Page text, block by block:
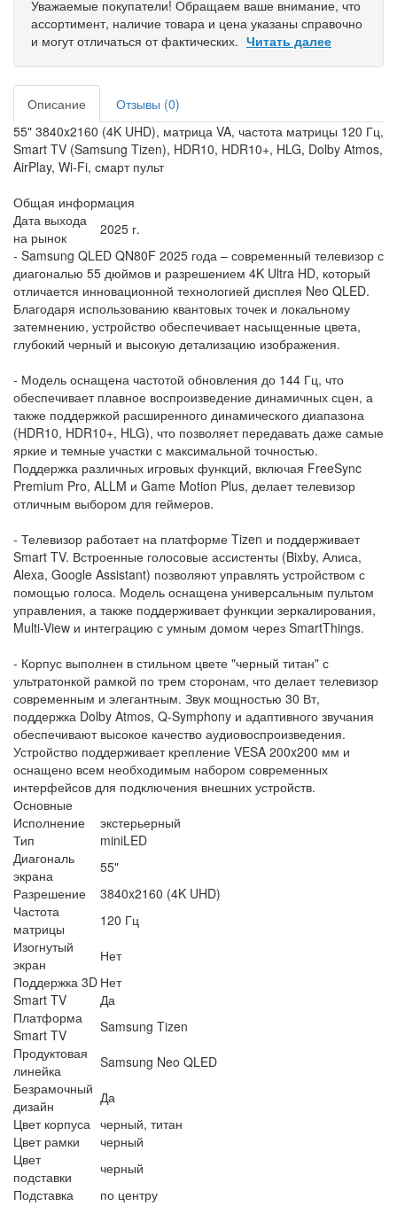
Уважаемые покупатели! Обращаем ваше внимание, что
ассортимент, наличие товара и цена указаны справочно
и могут отличаться от фактических. Читать далее
Описание
Отзывы (0)
55" 3840x2160 (4K UHD), матрица VA, частота матрицы 120 Гц,
Smart TV (Samsung Tizen), HDR10, HDR10+, HLG, Dolby Atmos,
AirPlay, Wi-Fi, смарт пульт
Общая информация
Дата выхода
на рынок
2025 г.
- Samsung QLED QN80F 2025 года – современный телевизор с
диагональю 55 дюймов и разрешением 4K Ultra HD, который
отличается инновационной технологией дисплея Neo QLED.
Благодаря использованию квантовых точек и локальному
затемнению, устройство обеспечивает насыщенные цвета,
глубокий черный и высокую детализацию изображения.
- Модель оснащена частотой обновления до 144 Гц, что
обеспечивает плавное воспроизведение динамичных сцен, а
также поддержкой расширенного динамического диапазона
(HDR10, HDR10+, HLG), что позволяет передавать даже самые
яркие и темные участки с максимальной точностью.
Поддержка различных игровых функций, включая FreeSync
Premium Pro, ALLM и Game Motion Plus, делает телевизор
отличным выбором для геймеров.
- Телевизор работает на платформе Tizen и поддерживает
Smart TV. Встроенные голосовые ассистенты (Bixby, Алиса,
Alexa, Google Assistant) позволяют управлять устройством с
помощью голоса. Модель оснащена универсальным пультом
управления, а также поддерживает функции зеркалирования,
Multi-View и интеграцию с умным домом через SmartThings.
- Корпус выполнен в стильном цвете "черный титан" с
ультратонкой рамкой по трем сторонам, что делает телевизор
современным и элегантным. Звук мощностью 30 Вт,
поддержка Dolby Atmos, Q-Symphony и адаптивного звучания
обеспечивают высокое качество аудиовоспроизведения.
Устройство поддерживает крепление VESA 200x200 мм и
оснащено всем необходимым набором современных
интерфейсов для подключения внешних устройств.
Основные
Исполнение
экстерьерный
Тип
miniLED
Диагональ
экрана
55"
Разрешение
3840x2160 (4K UHD)
Частота
матрицы
120 Гц
Изогнутый
экран
Нет
Поддержка 3D Нет
Smart TV
Да
Платформа
Smart TV
Samsung Tizen
Продуктовая
линейка
Samsung Neo QLED
Безрамочный
дизайн
Да
Цвет корпуса черный, титан
Цвет рамки
черный
Цвет
подставки
черный
Подставка
по центру